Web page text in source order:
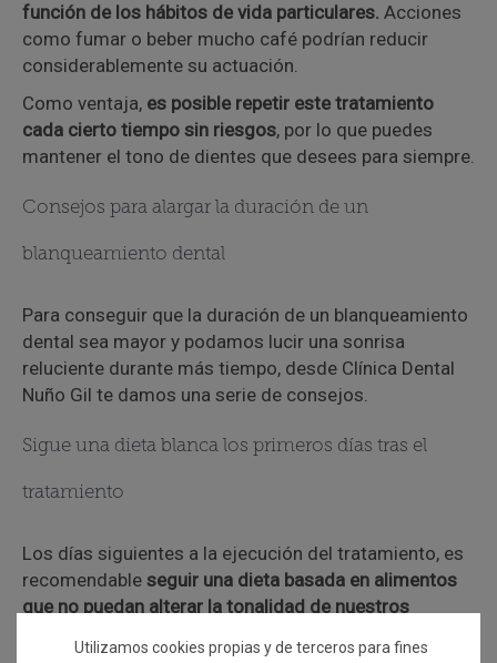
función de los hábitos de vida particulares. Acciones
como fumar o beber mucho café podrían reducir
considerablemente su actuación.
Como ventaja, es posible repetir este tratamiento
cada cierto tiempo sin riesgos, por lo que puedes
mantener el tono de dientes que desees para siempre.
Consejos para alargar la duración de un
blanqueamiento dental
Para conseguir que la duración de un blanqueamiento
dental sea mayor y podamos lucir una sonrisa
reluciente durante más tiempo, desde Clínica Dental
Nuño Gil te damos una serie de consejos.
Sigue una dieta blanca los primeros días tras el
tratamiento
Los días siguientes a la ejecución del tratamiento, es
recomendable seguir una dieta basada en alimentos
que no puedan alterar la tonalidad de nuestros
Utilizamos cookies propias y de terceros para fines